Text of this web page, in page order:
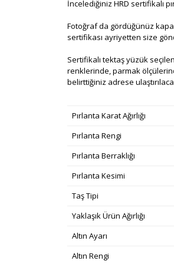
İncelediğiniz HRD sertifikalı
Fotoğraf da gördüğünüz
sertifikası ayriyetten size
Sertifikalı tektaş yüzük
renklerinde, parmak
belirttiğiniz adrese
Pırlanta Karat Ağırlığı
Pırlanta Rengi
Pırlanta Berraklığı
Pırlanta Kesimi
Taş Tipi
Yaklaşık Ürün Ağırlığı
Altın Ayarı
Altın Rengi